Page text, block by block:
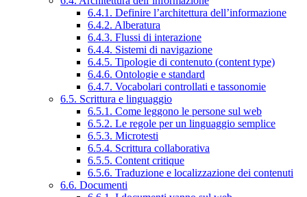
6.4.1. Definire l’architettura dell’informazione
6.4.2. Alberatura
6.4.3. Flussi di interazione
6.4.4. Sistemi di navigazione
6.4.5. Tipologie di contenuto (content type)
6.4.6. Ontologie e standard
6.4.7. Vocabolari controllati e tassonomie
6.5. Scrittura e linguaggio
6.5.1. Come leggono le persone sul web
6.5.2. Le regole per un linguaggio semplice
6.5.3. Microtesti
6.5.4. Scrittura collaborativa
6.5.5. Content critique
6.5.6. Traduzione e localizzazione dei contenuti
6.6. Documenti